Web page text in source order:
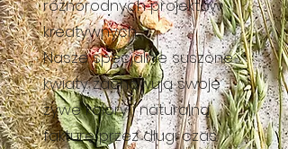
różnorodnych projektów
kreatywnych.
Nasze specjalnie suszone
kwiaty zachowują swoje
żywe kolory i naturalną
fakturę przez długi czas.